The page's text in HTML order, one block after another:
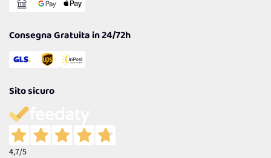
Consegna Gratuita in 24/72h
Sito sicuro
4,7/5